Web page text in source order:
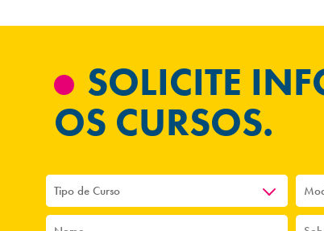
SOLICITE
OS CURSOS.